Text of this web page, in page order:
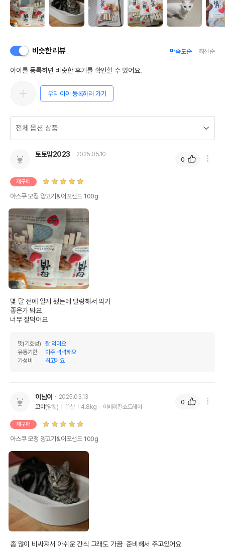
비슷한 리뷰 만족도순 최신순
아이를 등록하면 비슷한 후기를 확인할 수 있어요.
우리 아이 등록하러 가기
토토맘2023 2025.05.10
재구매
아스쿠 모정 양고기&어포샌드 100g
몇 달 전에 알게 됐는데 말랑해서 먹기
좋은가 봐요
너무 잘먹어요
맛(기호성)
잘 먹어요
유통기한
아주 넉넉해요
가성비
최고에요
0
이남이
2025.03.13
꼬야(암컷) 11살 4.8kg 아메리칸쇼트헤어
재구매
아스쿠 모정 양고기&어포샌드 100g
좀 많이 비싸져서 아쉬운 간식 그래도 가끔  준비해서 주고있어요
0